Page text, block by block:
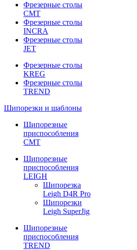
Фрезерные столы
CMT
Фрезерные столы
INCRA
Фрезерные столы
JET
Фрезерные столы
KREG
Фрезерные столы
TREND
Шипорезки и шаблоны
Шипорезные
приспособления
CMT
Шипорезные
приспособления
LEIGH
Шипорезка
Leigh D4R Pro
Шипорезки
Leigh SuperJig
Шипорезные
приспособления
TREND